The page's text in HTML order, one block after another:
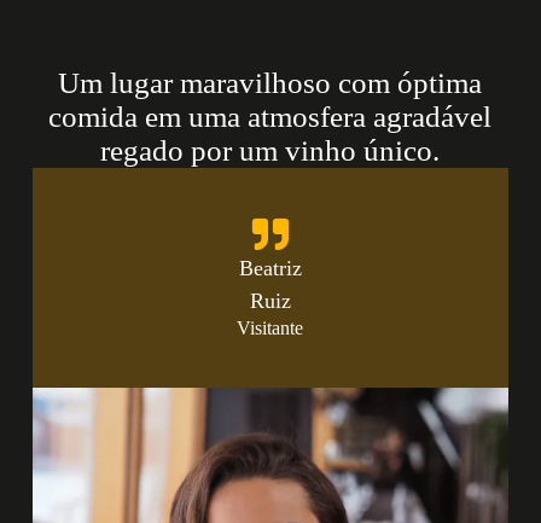
Um lugar maravilhoso com óptima
comida em uma atmosfera agradável
regado por um vinho único.
Beatriz
Ruiz
Visitante